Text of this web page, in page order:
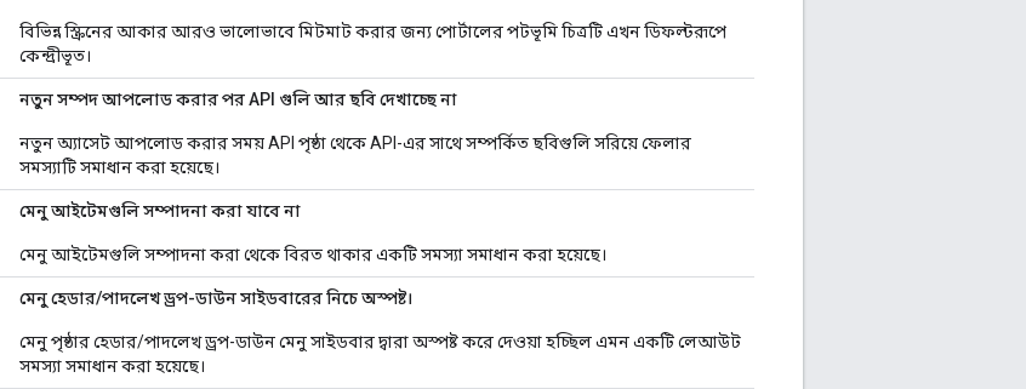
বিভিন্ন স্ক্রিনের আকার আরও ভালোভাবে মিটমাট করার জন্য পোর্টালের পটভূমি চিত্রটি এখন ডিফল্টরূপে
কেন্দ্রীভূত।
নতুন সম্পদ আপলোড করার পর API গুলি আর ছবি দেখাচ্ছে না
নতুন অ্যাসেট আপলোড করার সময় API পৃষ্ঠা থেকে API-এর সাথে সম্পর্কিত ছবিগুলি সরিয়ে ফেলার
সমস্যাটি সমাধান করা হয়েছে।
মেনু আইটেমগুলি সম্পাদনা করা যাবে না
মেনু আইটেমগুলি সম্পাদনা করা থেকে বিরত থাকার একটি সমস্যা সমাধান করা হয়েছে।
মেনু হেডার/পাদলেখ ড্রপ-ডাউন সাইডবারের নিচে অস্পষ্ট।
মেনু পৃষ্ঠার হেডার/পাদলেখ ড্রপ-ডাউন মেনু সাইডবার দ্বারা অস্পষ্ট করে দেওয়া হচ্ছিল এমন একটি লেআউট
সমস্যা সমাধান করা হয়েছে।